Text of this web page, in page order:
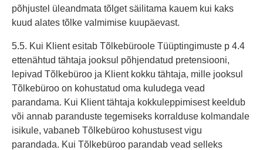
põhjustel üleandmata tõlget säilitama kauem kui kaks
kuud alates tõlke valmimise kuupäevast.
5.5. Kui Klient esitab Tõlkebüroole Tüüptingimuste p 4.4
ettenähtud tähtaja jooksul põhjendatud pretensiooni,
lepivad Tõlkebüroo ja Klient kokku tähtaja, mille jooksul
Tõlkebüroo on kohustatud oma kuludega vead
parandama. Kui Klient tähtaja kokkuleppimisest keeldub
või annab paranduste tegemiseks korralduse kolmandale
isikule, vabaneb Tõlkebüroo kohustusest vigu
parandada. Kui Tõlkebüroo parandab vead selleks